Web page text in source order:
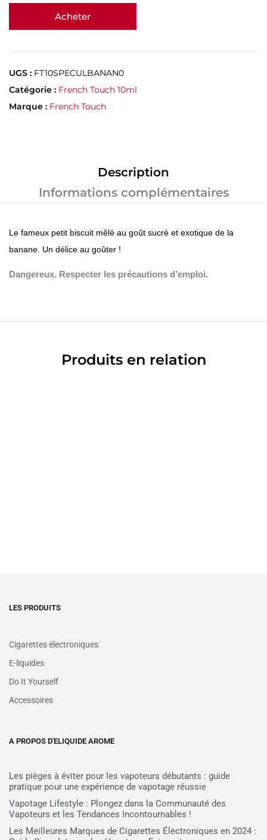
Acheter
UGS : FT10SPECULBANAN0
Catégorie : French Touch 10ml
Marque : French Touch
Description
Informations complémentaires
Le fameux petit biscuit mêlé au goût sucré et exotique de la
banane. Un délice au goûter !
Dangereux. Respecter les précautions d’emploi.
Produits en relation
LES PRODUITS
Cigarettes électroniques
E-liquides
Do It Yourself
Accessoires
A PROPOS D'ELIQUIDE AROME
Les pièges à éviter pour les vapoteurs débutants : guide
pratique pour une expérience de vapotage réussie
Vapotage Lifestyle : Plongez dans la Communauté des
Vapoteurs et les Tendances Incontournables !
Les Meilleures Marques de Cigarettes Électroniques en 2024 :